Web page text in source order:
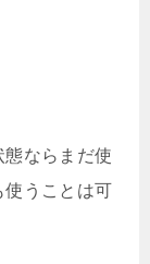
ならまだ使
使うことは可